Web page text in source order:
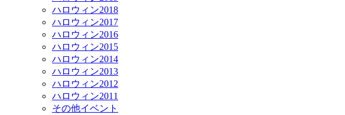
ハロウィン2018
ハロウィン2017
ハロウィン2016
ハロウィン2015
ハロウィン2014
ハロウィン2013
ハロウィン2012
ハロウィン2011
その他イベント